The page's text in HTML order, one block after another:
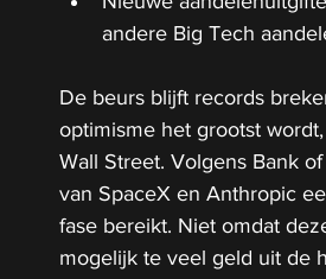
andere Big Tech
De beurs blijft records
optimisme het grootst
Wall Street. Volgens Bank
van SpaceX en Anthropic
fase bereikt. Niet omdat
mogelijk te veel geld uit de